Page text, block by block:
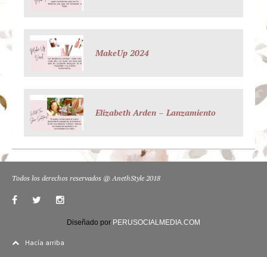
MakeUp 2024
Elizabeth Arden – Lanzamiento
Todos los derechos reservados @ AnethStyle 2018
Diseñado por PERUSOCIALMEDIA.COM
Hacía arriba